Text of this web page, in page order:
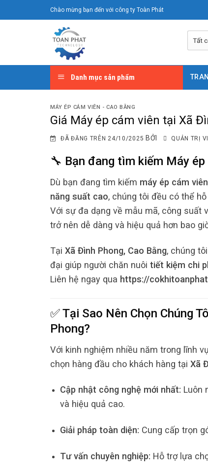
đến
Chào mừng bạn đến với công ty Toàn Phát
Danh mục sản phẩm
MÁY ÉP CÁM VIÊN - CAO BẰNG
Giá Máy ép cám viên tại Xã
ĐÃ ĐĂNG TRÊN 24/10/2025 BỞI QUẢN TRỊ
🔧 Bạn đang tìm kiếm Máy
Dù bạn đang tìm kiếm máy ép cám viên
năng suất cao, chúng tôi đều có thể
Với sự đa dạng về mẫu mã, công suất
trở nên dễ dàng và hiệu quả hơn bao
Tại Xã Đình Phong, Cao Bằng, chúng
đại giúp người chăn nuôi tiết kiệm chi
Liên hệ ngay qua https://
✅ Tại Sao Nên Chọn Chúng
Phong?
Với kinh nghiệm nhiều năm trong lĩnh
chọn hàng đầu cho khách hàng tại Xã
Cập nhật công nghệ mới nhất: Luôn
và hiệu quả cao.
Giải pháp toàn diện: Cung cấp trọn
Tư vấn chuyên nghiệp: Hỗ trợ lựa